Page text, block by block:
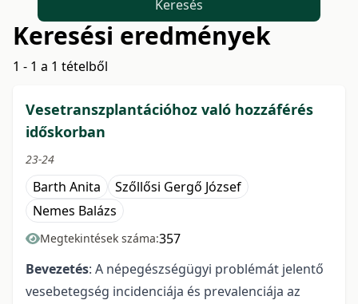
Keresés
Keresési eredmények
1 - 1 a 1 tételből
Vesetranszplantációhoz való hozzáférés
időskorban
23-24
Barth Anita
Szőllősi Gergő József
Nemes Balázs
Megtekintések száma:357
Bevezetés: A népegészségügyi problémát jelentő
vesebetegség incidenciája és prevalenciája az